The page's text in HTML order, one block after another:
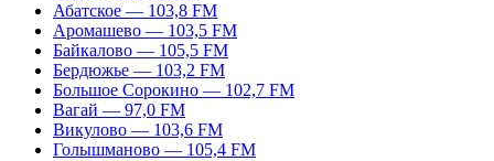
Абатское — 103,8 FM
Аромашево — 103,5 FM
Байкалово — 105,5 FM
Бердюжье — 103,2 FM
Большое Сорокино — 102,7 FM
Вагай — 97,0 FM
Викулово — 103,6 FM
Голышманово — 105,4 FM